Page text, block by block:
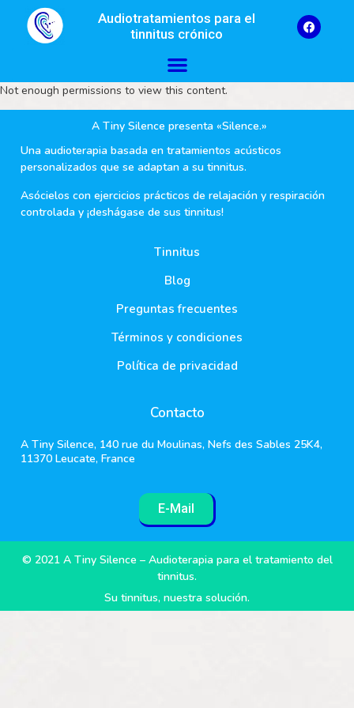
Audiotratamientos para el
tinnitus crónico
Not enough permissions to view this content.
A Tiny Silence presenta «Silence.»
Una audioterapia basada en tratamientos acústicos
personalizados que se adaptan a su tinnitus.
Asócielos con ejercicios prácticos de relajación y respiración
controlada y ¡deshágase de sus tinnitus!
Tinnitus
Blog
Preguntas frecuentes
Términos y condiciones
Política de privacidad
Contacto
A Tiny Silence, 140 rue du Moulinas, Nefs des Sables 25K4,
11370 Leucate, France
E-Mail
© 2021 A Tiny Silence – Audioterapia para el tratamiento del
tinnitus.
Su tinnitus, nuestra solución.